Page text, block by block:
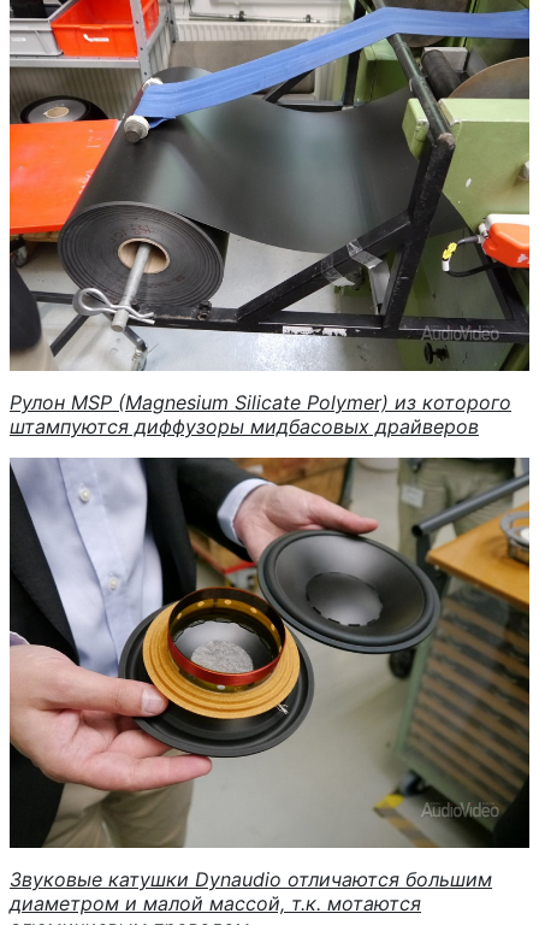
Рулон MSP (Magnesium Silicate Polymer) из которого
штампуются диффузоры мидбасовых драйверов
Звуковые катушки Dynaudio отличаются большим
диаметром и малой массой, т.к. мотаются